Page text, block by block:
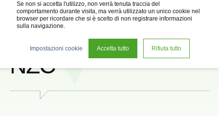
Se non si accetta l'utilizzo, non verrà tenuta traccia del
comportamento durante visita, ma verrà utilizzato un unico cookie nel
browser per ricordare che si è scelto di non registrare informazioni
sulla navigazione.
Impostazioni cookie Accetta tutto Rifiuta tutto
Il nostro approccio al
NZC